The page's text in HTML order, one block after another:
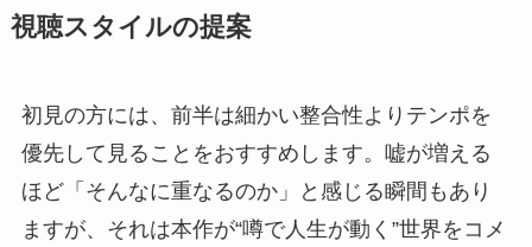
視聴スタイルの提案
初見の方には、前半は細かい整合性よりテンポを
優先して見ることをおすすめします。嘘が増える
ほど「そんなに重なるのか」と感じる瞬間もあり
ますが、それは本作が“噂で人生が動く”世界をコメ